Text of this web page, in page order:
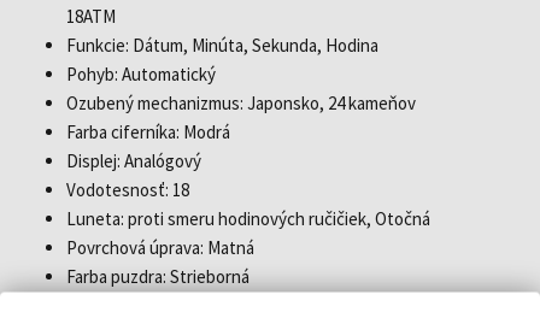
18ATM
Funkcie: Dátum, Minúta, Sekunda, Hodina
Pohyb: Automatický
Ozubený mechanizmus: Japonsko, 24 kameňov
Farba ciferníka: Modrá
Displej: Analógový
Vodotesnosť: 18
Luneta: proti smeru hodinových ručičiek, Otočná
Povrchová úprava: Matná
Farba puzdra: Strieborná